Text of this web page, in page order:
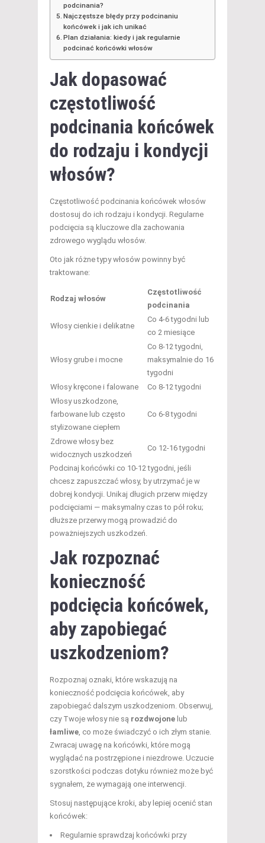
podcinania?
Najczęstsze błędy przy podcinaniu
końcówek i jak ich unikać
Plan działania: kiedy i jak regularnie
podcinać końcówki włosów
Jak dopasować
częstotliwość
podcinania końcówek
do rodzaju i kondycji
włosów?
Częstotliwość podcinania końcówek włosów
dostosuj do ich rodzaju i kondycji. Regularne
podcięcia są kluczowe dla zachowania
zdrowego wyglądu włosów.
Oto jak różne typy włosów powinny być
traktowane:
Rodzaj włosów
Częstotliwość
podcinania
Włosy cienkie i delikatne
Co 4-6 tygodni lub
co 2 miesiące
Włosy grube i mocne
Co 8-12 tygodni,
maksymalnie do 16
tygodni
Włosy kręcone i falowane
Co 8-12 tygodni
Włosy uszkodzone,
farbowane lub często
stylizowane ciepłem
Co 6-8 tygodni
Zdrowe włosy bez
widocznych uszkodzeń
Co 12-16 tygodni
Podcinaj końcówki co 10-12 tygodni, jeśli
chcesz zapuszczać włosy, by utrzymać je w
dobrej kondycji. Unikaj długich przerw między
podcięciami — maksymalny czas to pół roku;
dłuższe przerwy mogą prowadzić do
poważniejszych uszkodzeń.
Jak rozpoznać
konieczność
podcięcia końcówek,
aby zapobiegać
uszkodzeniom?
Rozpoznaj oznaki, które wskazują na
konieczność podcięcia końcówek, aby
zapobiegać dalszym uszkodzeniom. Obserwuj,
czy Twoje włosy nie są rozdwojone lub
łamliwe, co może świadczyć o ich złym stanie.
Zwracaj uwagę na końcówki, które mogą
wyglądać na postrzępione i niezdrowe. Uczucie
szorstkości podczas dotyku również może być
sygnałem, że wymagają one interwencji.
Stosuj następujące kroki, aby lepiej ocenić stan
końcówek:
Regularnie sprawdzaj końcówki przy